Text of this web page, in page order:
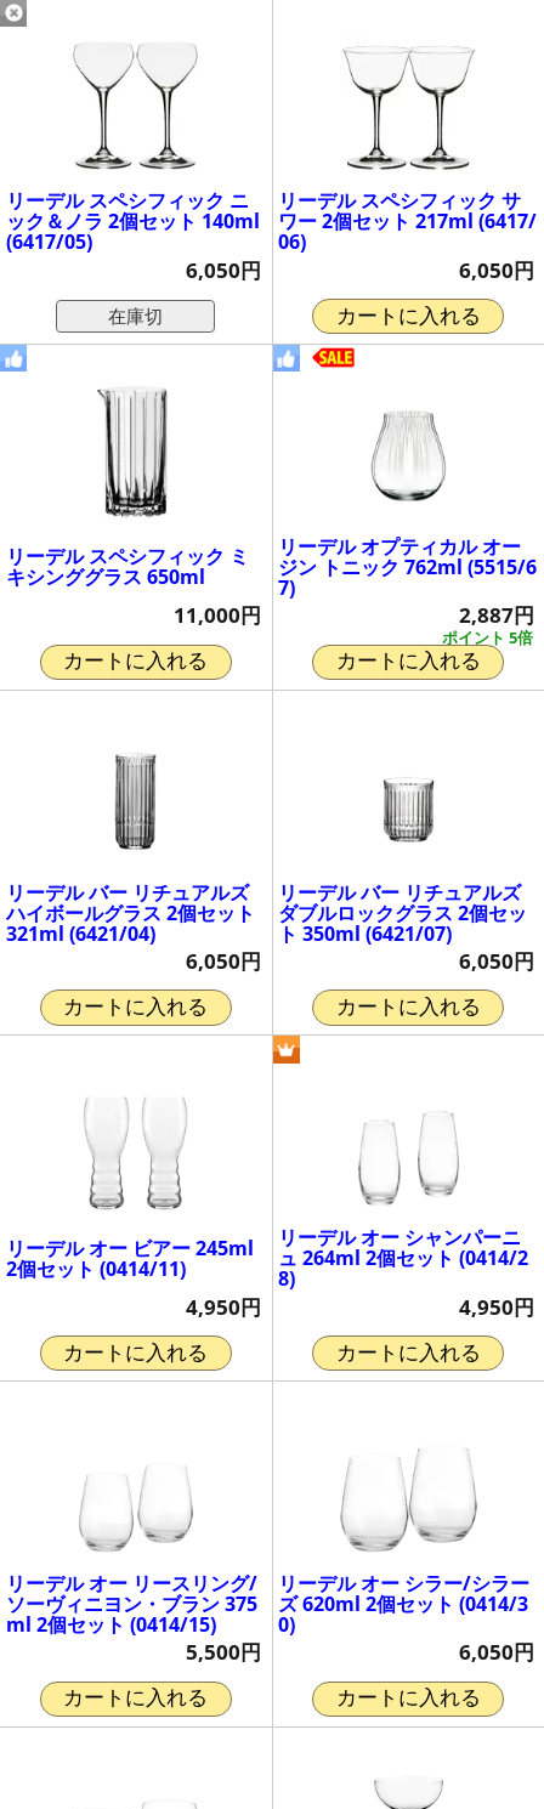
リーデル スペシフィック ニ
ック＆ノラ 2個セット 140ml
(6417/05)
6,050円
在庫切
リーデル スペシフィック サ
ワー 2個セット 217ml (6417/
06)
6,050円
カートに入れる
リーデル スペシフィック ミ
キシンググラス 650ml
11,000円
カートに入れる
リーデル オプティカル オー
ジン トニック 762ml (5515/6
7)
ポイント 5倍
2,887円
カートに入れる
リーデル バー リチュアルズ
ハイボールグラス 2個セット
321ml (6421/04)
6,050円
カートに入れる
リーデル バー リチュアルズ
ダブルロックグラス 2個セッ
ト 350ml (6421/07)
6,050円
カートに入れる
リーデル オー ビアー 245ml
2個セット (0414/11)
4,950円
カートに入れる
リーデル オー シャンパーニ
ュ 264ml 2個セット (0414/2
8)
4,950円
カートに入れる
リーデル オー リースリング/
ソーヴィニヨン・ブラン 375
ml 2個セット (0414/15)
5,500円
カートに入れる
リーデル オー シラー/シラー
ズ 620ml 2個セット (0414/3
0)
6,050円
カートに入れる